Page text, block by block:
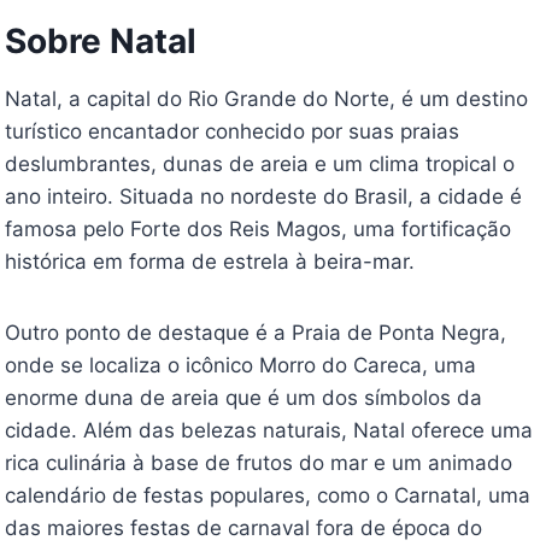
Sobre Natal
Natal, a capital do Rio Grande do Norte, é um destino
turístico encantador conhecido por suas praias
deslumbrantes, dunas de areia e um clima tropical o
ano inteiro. Situada no nordeste do Brasil, a cidade é
famosa pelo Forte dos Reis Magos, uma fortificação
histórica em forma de estrela à beira-mar.
Outro ponto de destaque é a Praia de Ponta Negra,
onde se localiza o icônico Morro do Careca, uma
enorme duna de areia que é um dos símbolos da
cidade. Além das belezas naturais, Natal oferece uma
rica culinária à base de frutos do mar e um animado
calendário de festas populares, como o Carnatal, uma
das maiores festas de carnaval fora de época do